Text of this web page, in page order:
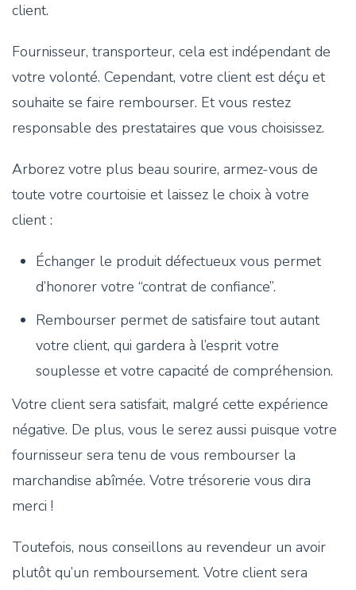
client.
Fournisseur, transporteur, cela est indépendant de
votre volonté. Cependant, votre client est déçu et
souhaite se faire rembourser. Et vous restez
responsable des prestataires que vous choisissez.
Arborez votre plus beau sourire, armez-vous de
toute votre courtoisie et laissez le choix à votre
client :
Échanger le produit défectueux vous permet
d’honorer votre “contrat de confiance”.
Rembourser permet de satisfaire tout autant
votre client, qui gardera à l’esprit votre
souplesse et votre capacité de compréhension.
Votre client sera satisfait, malgré cette expérience
négative. De plus, vous le serez aussi puisque votre
fournisseur sera tenu de vous rembourser la
marchandise abîmée. Votre trésorerie vous dira
merci !
Toutefois, nous conseillons au revendeur un avoir
plutôt qu’un remboursement. Votre client sera